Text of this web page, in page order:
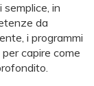
in
da
i programmi
capire come